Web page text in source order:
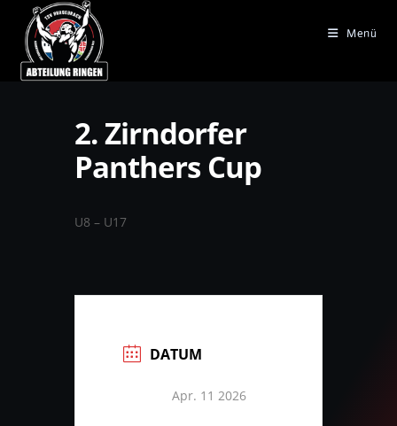
Inhalt
springen
Menü
2. Zirndorfer
Panthers Cup
U8 – U17
DATUM
Apr. 11 2026